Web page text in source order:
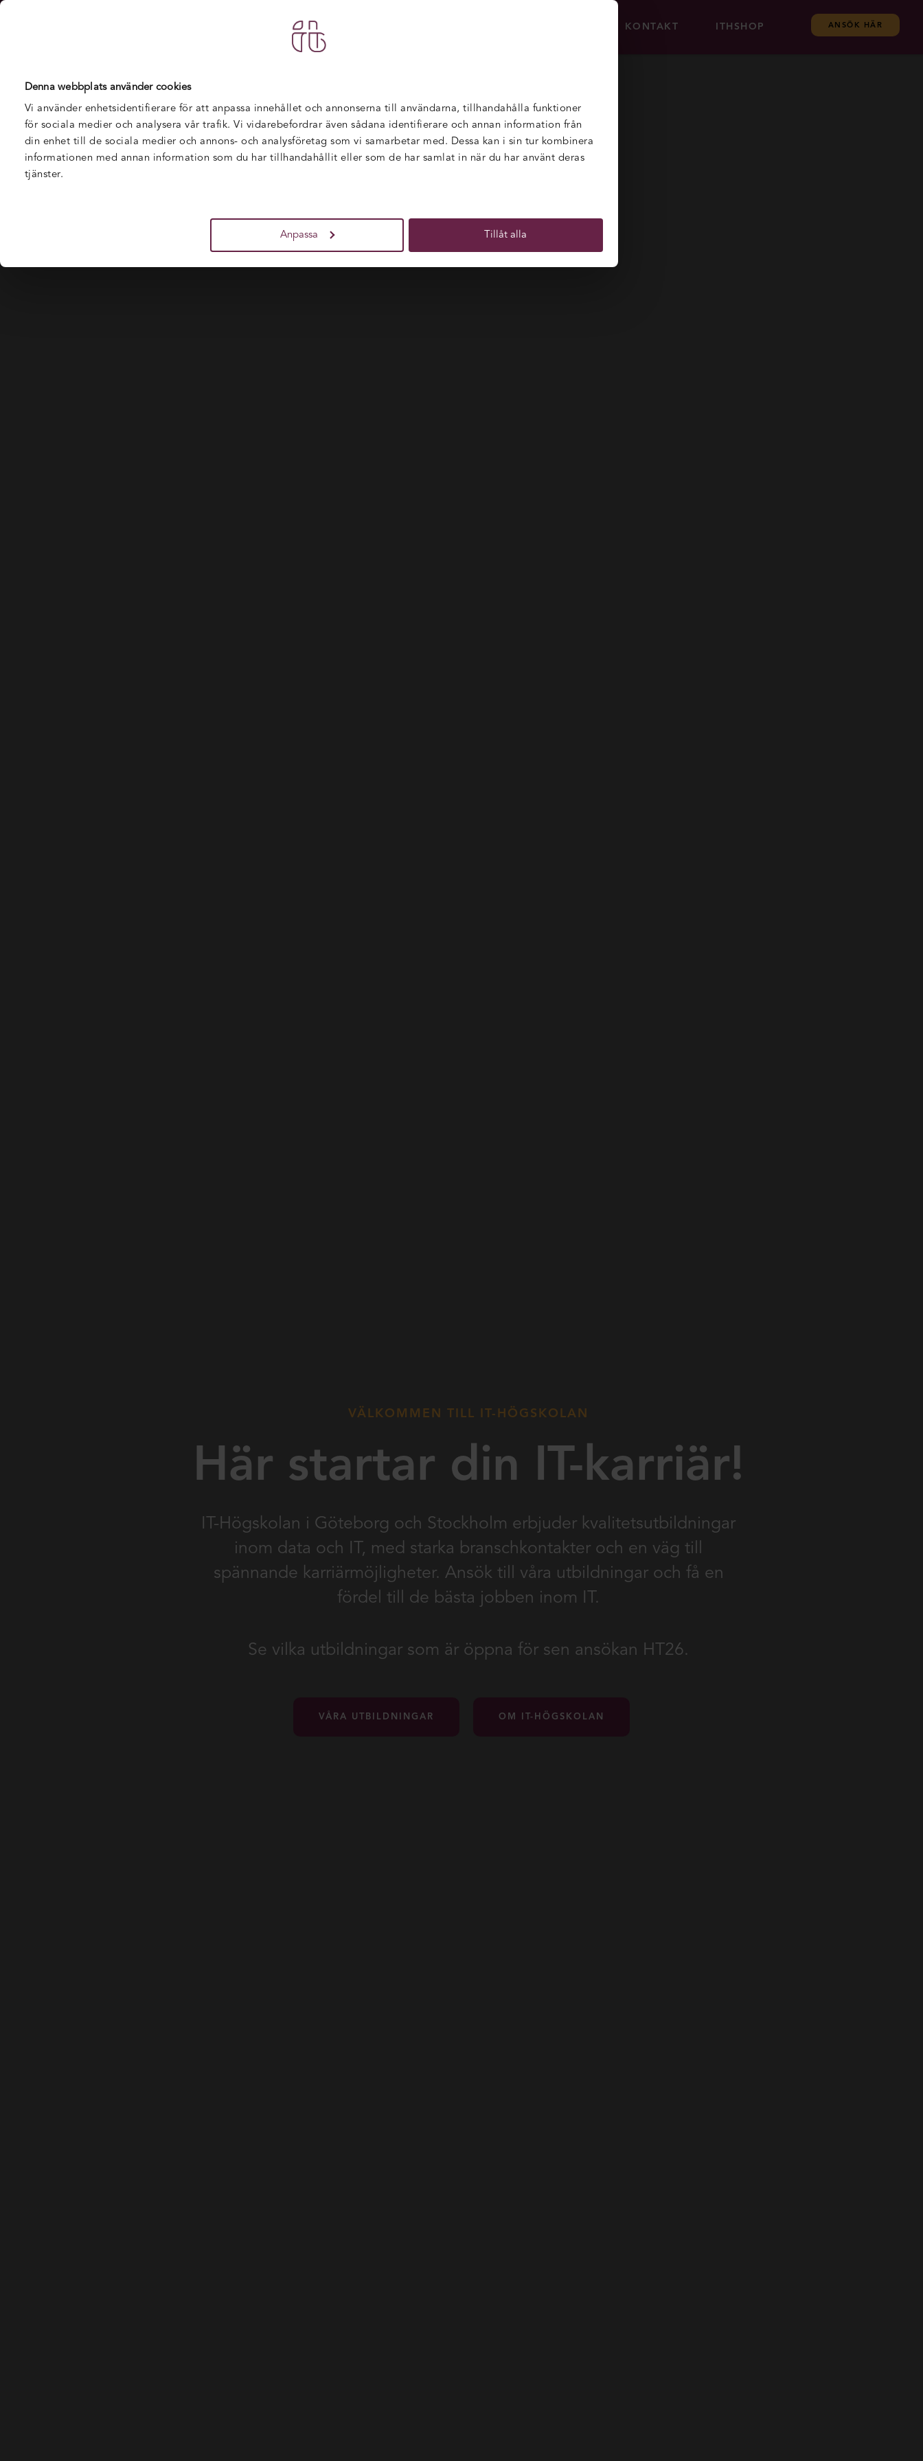
Denna webbplats använder cookies
Vi använder enhetsidentifierare för att anpassa innehållet och annonserna till användarna, tillhandahålla funktioner
för sociala medier och analysera vår trafik. Vi vidarebefordrar även sådana identifierare och annan information från
din enhet till de sociala medier och annons- och analysföretag som vi samarbetar med. Dessa kan i sin tur kombinera
informationen med annan information som du har tillhandahållit eller som de har samlat in när du har använt deras
tjänster.
Anpassa Tillåt alla
UTBILDNINGAR KONTAKT ITHSHOP ANSÖK HÄR
VÄLKOMMEN TILL IT-HÖGSKOLAN
Här startar din IT-karriär!
IT-Högskolan i Göteborg och Stockholm erbjuder kvalitetsutbildningar
inom data och IT, med starka branschkontakter och en väg till
spännande karriärmöjligheter. Ansök till våra utbildningar och få en
fördel till de bästa jobben inom IT.
Se vilka utbildningar som är öppna för sen ansökan HT26.
VÅRA UTBILDNINGAR OM IT-HÖGSKOLAN